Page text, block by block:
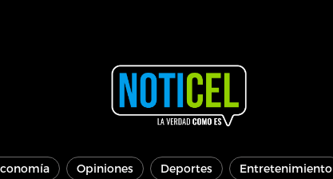
Opiniones Deportes Entretenimiento